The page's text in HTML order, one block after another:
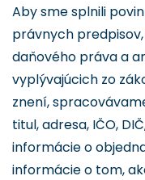
Aby sme splnili
právnych
daňového práva a
vyplývajúcich zo
znení,
titul, adresa, IČO,
informácie o
informácie o tom,